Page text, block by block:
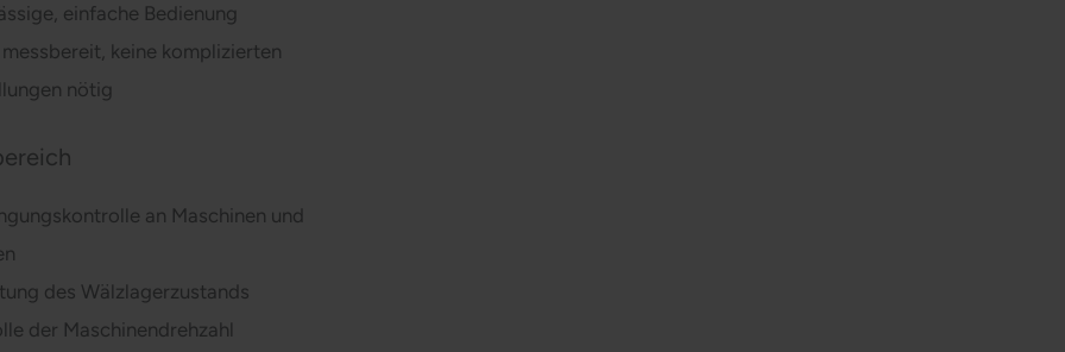
einfache Bedienung
keine komplizierten
nötig
an Maschinen und
des Wälzlagerzustands
der Maschinendrehzahl